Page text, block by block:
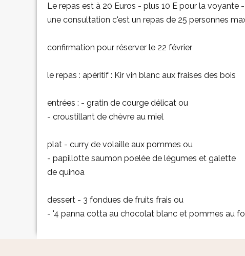
Le repas est à 20 Euros - plus 10 E pour la
une consultation c'est un repas de 25 personnes
confirmation pour réserver le 22 février
le repas : apéritif : Kir vin blanc aux fraises des bois
entrées : - gratin de courge délicat ou
- croustillant de chèvre au miel
plat - curry de volaille aux pommes ou
- papillotte saumon poelée de légumes et galette
de quinoa
dessert - 3 fondues de fruits frais ou
- '4 panna cotta au chocolat blanc et pommes au